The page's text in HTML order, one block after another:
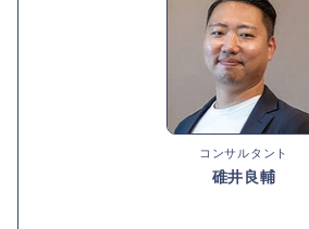
コンサルタント
碓井良輔